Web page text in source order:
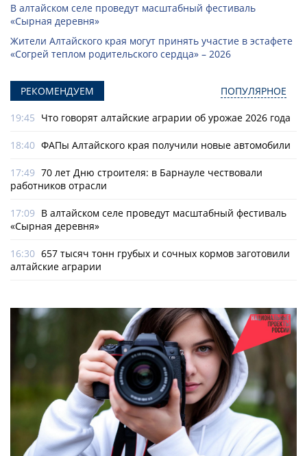
В алтайском селе проведут масштабный фестиваль
«Сырная деревня»
Жители Алтайского края могут принять участие в эстафете
«Согрей теплом родительского сердца» – 2026
РЕКОМЕНДУЕМ ПОПУЛЯРНОЕ
19:45 Что говорят алтайские аграрии об урожае 2026 года
18:40 ФАПы Алтайского края получили новые автомобили
17:49 70 лет Дню строителя: в Барнауле чествовали
работников отрасли
17:09 В алтайском селе проведут масштабный фестиваль
«Сырная деревня»
16:30 657 тысяч тонн грубых и сочных кормов заготовили
алтайские аграрии